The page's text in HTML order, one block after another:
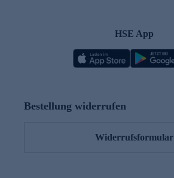
HSE App
Bestellung widerrufen
Widerrufsformular